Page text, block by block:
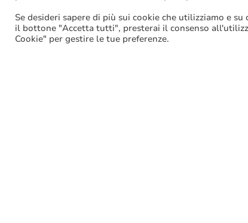
Se desideri sapere di più sui cookie che utilizziamo e
il bottone "Accetta tutti", presterai il consenso
Cookie" per gestire le tue preferenze.